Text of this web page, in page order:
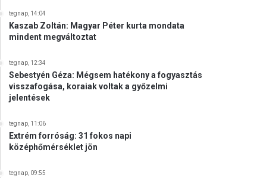
tegnap, 14:04
Kaszab Zoltán: Magyar Péter kurta mondata
mindent megváltoztat
tegnap, 12:34
Sebestyén Géza: Mégsem hatékony a fogyasztás
visszafogása, koraiak voltak a győzelmi
jelentések
tegnap, 11:06
Extrém forróság: 31 fokos napi
középhőmérséklet jön
tegnap, 09:55